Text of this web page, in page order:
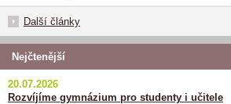
Další články
Nejčtenější
20.07.2026
Rozvíjíme gymnázium pro studenty i učitele